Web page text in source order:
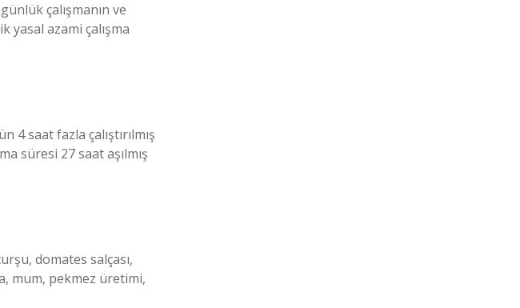
çalışmanın ve
yasal azami çalışma
4 saat fazla çalıştırılmış
süresi 27 saat aşılmış
domates salçası,
mum, pekmez üretimi,